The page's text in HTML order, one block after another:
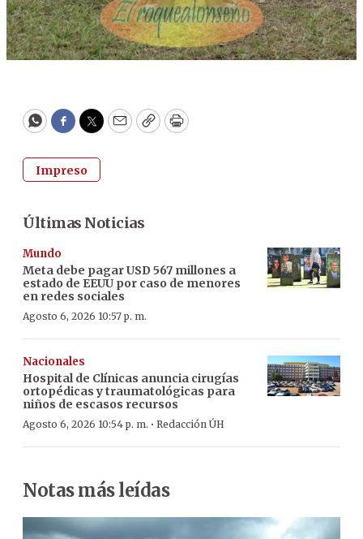
WhatsApp
Facebook
Twitter
EmailCopyPrint
Impreso
Últimas Noticias
Mundo
Meta debe pagar USD 567 millones a
estado de EEUU por caso de menores
en redes sociales
Agosto 6, 2026 10:57 p. m.
Nacionales
Hospital de Clínicas anuncia cirugías
ortopédicas y traumatológicas para
niños de escasos recursos
Agosto 6, 2026 10:54 p. m. · Redacción ÚH
Notas más leídas